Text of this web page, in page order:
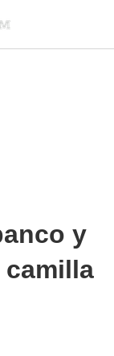
y
camilla